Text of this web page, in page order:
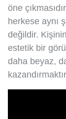
öne
herkese aynı
değildir.
estetik bir
daha beyaz,